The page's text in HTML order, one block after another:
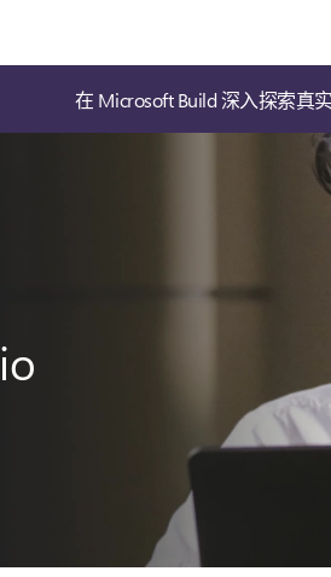
在 Microsoft Build 深入探索真实